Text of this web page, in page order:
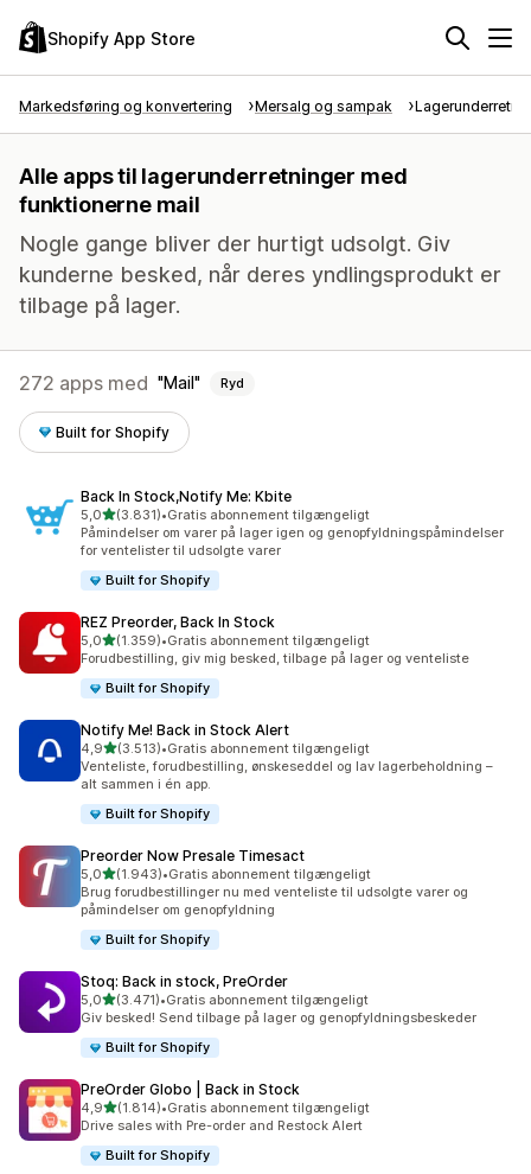
Shopify App Store
Markedsføring og konvertering Mersalg og sampak
Alle apps til lagerunderretninger med
funktionerne mail
Nogle gange bliver der hurtigt udsolgt. Giv
kunderne besked, når deres yndlingsprodukt er
tilbage på lager.
272 apps med Mail Ryd
Built for Shopify
Back In Stock,Notify Me: Kbite
5,0ud af 5 stjerner
(3.831)
3831 anmeldelser i alt
•Gratis abonnement tilgængeligt
Påmindelser om varer på lager igen og genopfyldningspåmindelser
for ventelister til udsolgte varer
Built for Shopify
REZ Preorder, Back In Stock
5,0ud af 5 stjerner
(1.359)
1359 anmeldelser i alt
•Gratis abonnement tilgængeligt
Forudbestilling, giv mig besked, tilbage på lager og venteliste
Built for Shopify
Notify Me! Back in Stock Alert
4,9ud af 5 stjerner
(3.513)
3513 anmeldelser i alt
•Gratis abonnement tilgængeligt
Venteliste, forudbestilling, ønskeseddel og lav lagerbeholdning –
alt sammen i én app.
Built for Shopify
Preorder Now Presale Timesact
5,0ud af 5 stjerner
(1.943)
1943 anmeldelser i alt
•Gratis abonnement tilgængeligt
Brug forudbestillinger nu med venteliste til udsolgte varer og
påmindelser om genopfyldning
Built for Shopify
Stoq: Back in stock, PreOrder
5,0ud af 5 stjerner
(3.471)
3471 anmeldelser i alt
•Gratis abonnement tilgængeligt
Giv besked! Send tilbage på lager og genopfyldningsbeskeder
Built for Shopify
PreOrder Globo | Back in Stock
4,9ud af 5 stjerner
(1.814)
1814 anmeldelser i alt
•Gratis abonnement tilgængeligt
Drive sales with Pre-order and Restock Alert
Built for Shopify